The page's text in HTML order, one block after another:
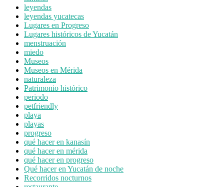
leyendas
leyendas yucatecas
Lugares en Progreso
Lugares históricos de Yucatán
menstruación
miedo
Museos
Museos en Mérida
naturaleza
Patrimonio histórico
periodo
petfriendly
playa
playas
progreso
qué hacer en kanasín
qué hacer en mérida
qué hacer en progreso
Qué hacer en Yucatán de noche
Recorridos nocturnos